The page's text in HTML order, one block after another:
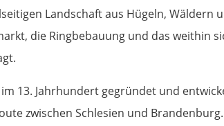
Landschaft aus Hügeln, Wäldern
die Ringbebauung und das weithin
13. Jahrhundert gegründet und
zwischen Schlesien und